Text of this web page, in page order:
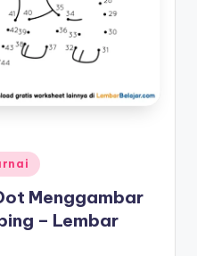
Menggambar
– Lembar